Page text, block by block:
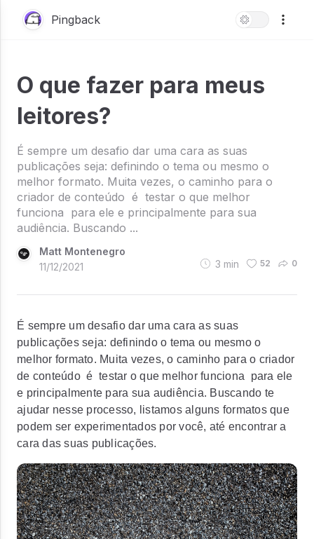
Pingback
O que fazer para meus
leitores?
É sempre um desafio dar uma cara as suas
publicações seja: definindo o tema ou mesmo o
melhor formato. Muita vezes, o caminho para o
criador de conteúdo é testar o que melhor
funciona para ele e principalmente para sua
audiência. Buscando ...
Matt Montenegro
11/12/2021
3 min 52 0
É sempre um desafio dar uma cara as suas
publicações seja: definindo o tema ou mesmo o
melhor formato. Muita vezes, o caminho para o criador
de conteúdo é testar o que melhor funciona para ele
e principalmente para sua audiência. Buscando te
ajudar nesse processo, listamos alguns formatos que
podem ser experimentados por você, até encontrar a
cara das suas publicações.